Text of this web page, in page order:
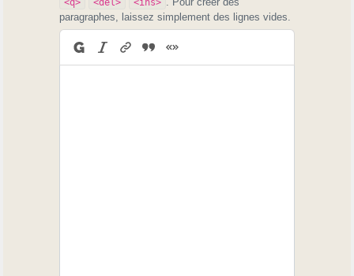
paragraphes, laissez simplement des lignes vides.